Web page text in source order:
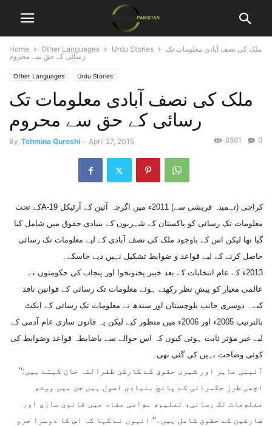
Home Other Languages Urdu Stories
ملک کی نصف آبادی معلومات تک
رسائی کے حق سے محروم
Other Languages Urdu Stories
ملک کی نصف آبادی معلومات تک
رسائی کے حق سے محروم
By Tehmina Qureshi - April 27, 2015 0
6561
کراچی (تہمینہ قریشی سے) 2011ء میں اگرچہ آئین کے آرٹیکل 19-Aکے تحت
معلومات تک رسائی کو پاکستان کے شہریوں کے بنیادی حقوق میں شامل کیا
گیا تھا لیکن اس کے باوجود ملک کی نصف آبادی کے لیے معلومات تک رسائی
حاصل کرنے کے لیے قواعد و ضوابط تشکیل نہیں دیے جاسکے۔
2013ء کے عام انتخابات کے بعد خیبر پختونخوا اور پنجاب کی حکومتوں نے
عالمی معیار کو پیشِ نظر رکھتے ہوئے معلومات تک رسائی کے قوانین نافذ
کیے۔ دوسری جانب بلوچستان اور سندھ نے معلومات تک رسائی کے ایکٹ
بالترتیب 2005ء اور 2006ء میں منظور کیے لیکن یہ قانون سازی عام آدمی کے
لیے غیر مؤثر ثابت ہوئی کیوں کہ اس حوالے سے باضابطہ قواعد وضوابط کی
کوئی وضاحت نہیں کی گئی تھی۔
آئینی ماہر اور شہری حقوق کے کارکن ظفراللہ خان کہتے ہیں:’’
اچھی طرزِ حکمرانی کے پانچ بنیادی اصول ہیں جن میں ووٹ،
معلومات تک رسائی، تعلیم، عوامی مفاد میں قانون سازی اور
صارفین کے حقوق شامل ہیں۔‘‘ انہوں نے کہا کہ اس کا دوسرا جزو